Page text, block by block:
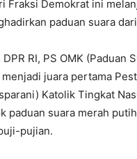
Fraksi Demokrat ini
paduan suara
RI, PS OMK (Paduan
juara pertama
Katolik Tingkat
paduan suara merah
pujian.